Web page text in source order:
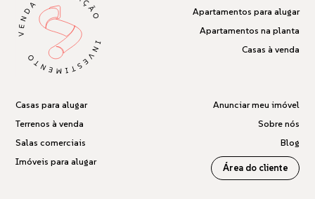
Apartamentos para alugar
Apartamentos na planta
Casas à venda
Casas para alugar
Terrenos à venda
Salas comerciais
Imóveis para alugar
Anunciar meu imóvel
Sobre nós
Blog
Área do cliente